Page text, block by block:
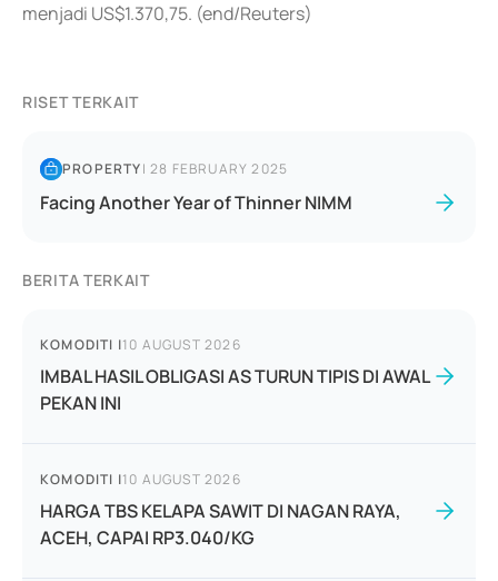
menjadi US$1.370,75. (end/Reuters)
RISET TERKAIT
PROPERTY|28 FEBRUARY 2025
Facing Another Year of Thinner NIMM
BERITA TERKAIT
KOMODITI |10 AUGUST 2026
IMBAL HASIL OBLIGASI AS TURUN TIPIS DI AWAL
PEKAN INI
KOMODITI |10 AUGUST 2026
HARGA TBS KELAPA SAWIT DI NAGAN RAYA,
ACEH, CAPAI RP3.040/KG